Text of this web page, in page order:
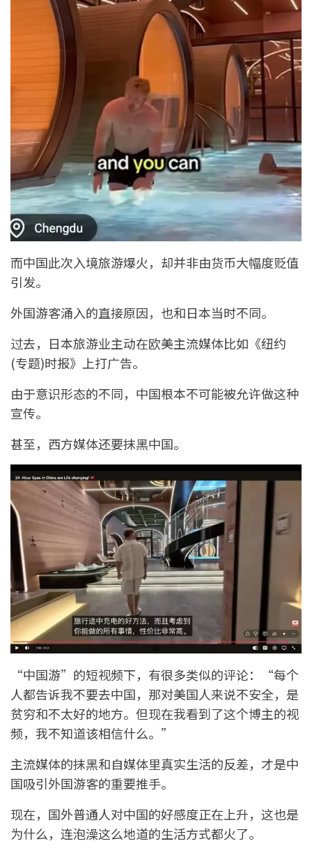
而中国此次入境旅游爆火，却并非由货币大幅度贬值
引发。
外国游客涌入的直接原因，也和日本当时不同。
过去，日本旅游业主动在欧美主流媒体比如《纽约
(专题)时报》上打广告。
由于意识形态的不同，中国根本不可能被允许做这种
宣传。
甚至，西方媒体还要抹黑中国。
“中国游”的短视频下，有很多类似的评论：“每个
人都告诉我不要去中国，那对美国人来说不安全，是
贫穷和不太好的地方。但现在我看到了这个博主的视
频，我不知道该相信什么。”
主流媒体的抹黑和自媒体里真实生活的反差，才是中
国吸引外国游客的重要推手。
现在，国外普通人对中国的好感度正在上升，这也是
为什么，连泡澡这么地道的生活方式都火了。